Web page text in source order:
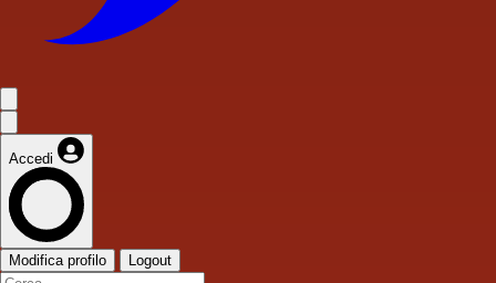
Accedi
Modifica profilo Logout